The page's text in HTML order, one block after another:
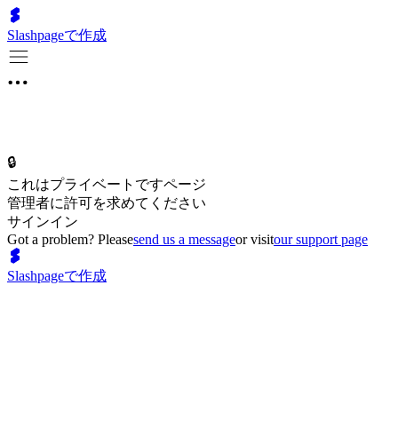
Slashpageで作成
🔒
これはプライベートですページ
管理者に許可を求めてください
サインイン
Got a problem? Pleasesend us a messageor visitour support page
Slashpageで作成